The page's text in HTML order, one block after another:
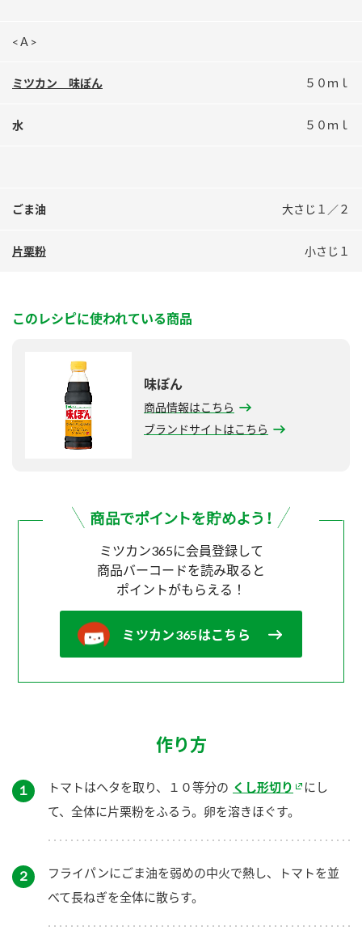
<Ａ>
ミツカン 味ぽん ５０ｍｌ
水 ５０ｍｌ
ごま油 大さじ１／２
片栗粉 小さじ１
このレシピに使われている商品
味ぽん
商品情報はこちら
ブランドサイトはこちら
ミツカン365に会員登録して
商品バーコードを読み取ると
ポイントがもらえる！
ミツカン365はこちら
作り方
１ トマトはヘタを取り、１０等分の くし形切り
にし
て、全体に片栗粉をふるう。卵を溶きほぐす。
２
フライパンにごま油を弱めの中火で熱し、トマトを並
べて長ねぎを全体に散らす。